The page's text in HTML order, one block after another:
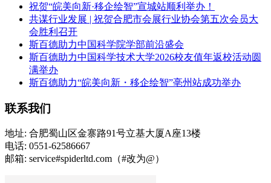
祝贺“皖美向新·移企绘智”宣城站顺利举办！
共谋行业发展 | 祝贺合肥市会展行业协会第五次会员大
会胜利召开
斯百德助力中国科学院学部前沿盛会
斯百德助力中国科学技术大学2026校友值年返校活动圆
满举办
斯百德助力“皖美向新・移企绘智”亳州站成功举办
联系我们
地址: 合肥蜀山区金寨路91号立基大厦A座13楼
电话: 0551-62586667
邮箱: service#spiderltd.com（#改为@）